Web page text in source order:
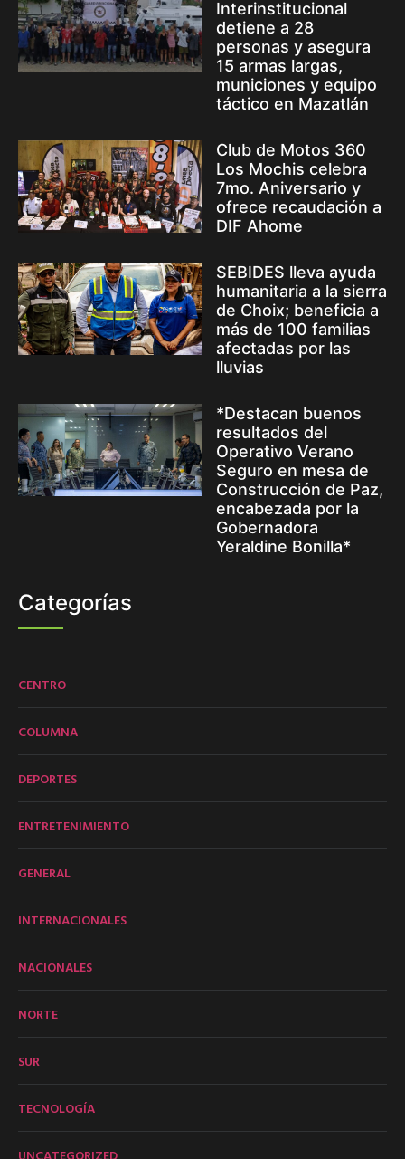
Interinstitucional
detiene a 28
personas y asegura
15 armas largas,
municiones y equipo
táctico en Mazatlán
Club de Motos 360
Los Mochis celebra
7mo. Aniversario y
ofrece recaudación a
DIF Ahome
SEBIDES lleva ayuda
humanitaria a la sierra
de Choix; beneficia a
más de 100 familias
afectadas por las
lluvias
*Destacan buenos
resultados del
Operativo Verano
Seguro en mesa de
Construcción de Paz,
encabezada por la
Gobernadora
Yeraldine Bonilla*
Categorías
CENTRO
COLUMNA
DEPORTES
ENTRETENIMIENTO
GENERAL
INTERNACIONALES
NACIONALES
NORTE
SUR
TECNOLOGÍA
UNCATEGORIZED